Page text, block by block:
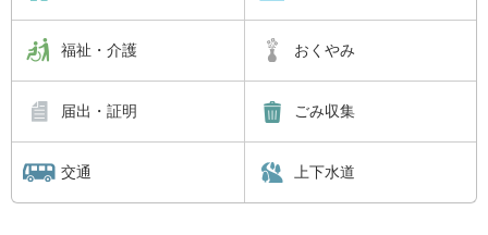
福祉・介護 おくやみ
届出・証明 ごみ収集
交通 上下水道